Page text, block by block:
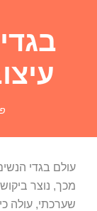
עולם בגדי
מכך, נוצר
שערכתי, עולה